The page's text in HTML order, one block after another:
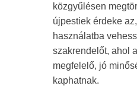
közgyűlésen
újpestiek érdeke
használatba
szakrendelőt, ahol
megfelelő, jó
kaphatnak.